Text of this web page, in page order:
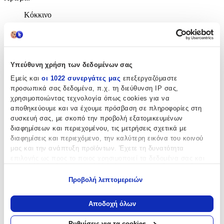
Υπεύθυνη χρήση των δεδομένων σας
Εμείς και οι 1022 συνεργάτες μας επεξεργαζόμαστε
προσωπικά σας δεδομένα, π.χ. τη διεύθυνση IP σας,
χρησιμοποιώντας τεχνολογία όπως cookies για να
αποθηκεύουμε και να έχουμε πρόσβαση σε πληροφορίες στη
συσκευή σας, με σκοπό την προβολή εξατομικευμένων
διαφημίσεων και περιεχομένου, τις μετρήσεις σχετικά με
διαφημίσεις και περιεχόμενο, την καλύτερη εικόνα του κοινού
μας και την ανάπτυξη προϊόντων. Έχετε τη δυνατότητα
Να συλλέξουμε πληροφορίες σχετικά με τη γεωγραφική
σας τοποθεσία, οι οποίες μπορεί να είναι ακριβείς σε
απόσταση μερικών μέτρων
Προβολή λεπτομερειών
Αποδοχή όλων
Κόκκινο
Αξιολογήσεις
προστεθούν, θα εμφανιστούν εδώ.
Πώς υπολογίζεται η βαθμολογία
Η τελική βαθμολογία βασίζεται αποκλειστικά σε κριτικές χρηστών
που έχουν πραγματοποιήσει αγορά μέσω SHOPFLIX ή έχουν
επιβεβαιώσει την αγορά τους.
Γράψου στο Νewsletter μας για νέα & προσφορές!
Εγγραφή